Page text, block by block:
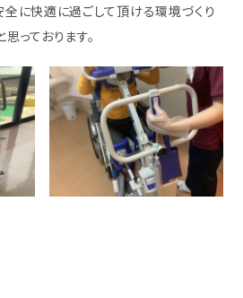
全に快適に過ごして頂ける環境づくり
っております。